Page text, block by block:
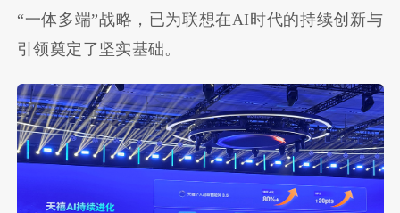
“一体多端”战略，已为联想在AI时代的持续创新与
引领奠定了坚实基础。